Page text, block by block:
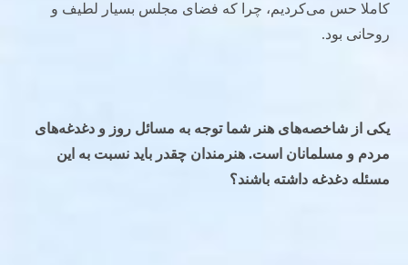
کاملا حس می‌کردیم، چرا که فضای مجلس بسیار لطیف و
روحانی بود.
یکی از شاخصه‌های هنر شما توجه به مسائل روز و دغدغه‌های
مردم و مسلمانان است. هنرمندان چقدر باید نسبت به این
مسئله دغدغه داشته باشند؟